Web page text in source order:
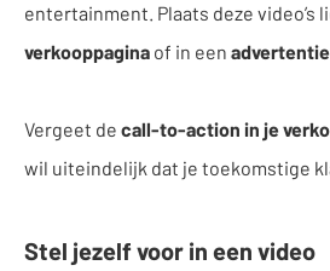
entertainment. Plaats deze video’s
verkooppagina of in een advertentie
Vergeet de call-to-action in je
wil uiteindelijk dat je toekomstige
Stel jezelf voor in een video